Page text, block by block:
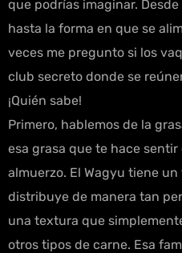
que podrías imaginar.
hasta la forma en que se
veces me pregunto si los
club secreto donde se
¡Quién sabe!
Primero, hablemos de la
esa grasa que te hace
almuerzo. El Wagyu tiene
distribuye de manera tan
una textura que
otros tipos de carne. Esa